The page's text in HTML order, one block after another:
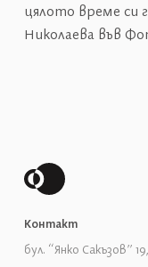
цялото време си
Николаева във
Контакт
бул. “Янко Сакъзов” 19,